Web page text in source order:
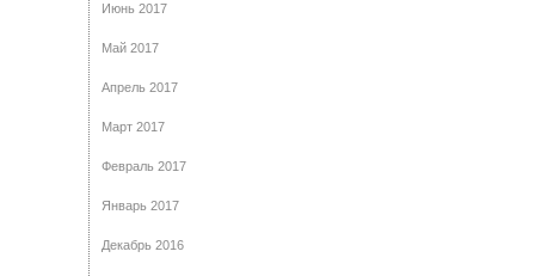
Июнь 2017
Май 2017
Апрель 2017
Март 2017
Февраль 2017
Январь 2017
Декабрь 2016